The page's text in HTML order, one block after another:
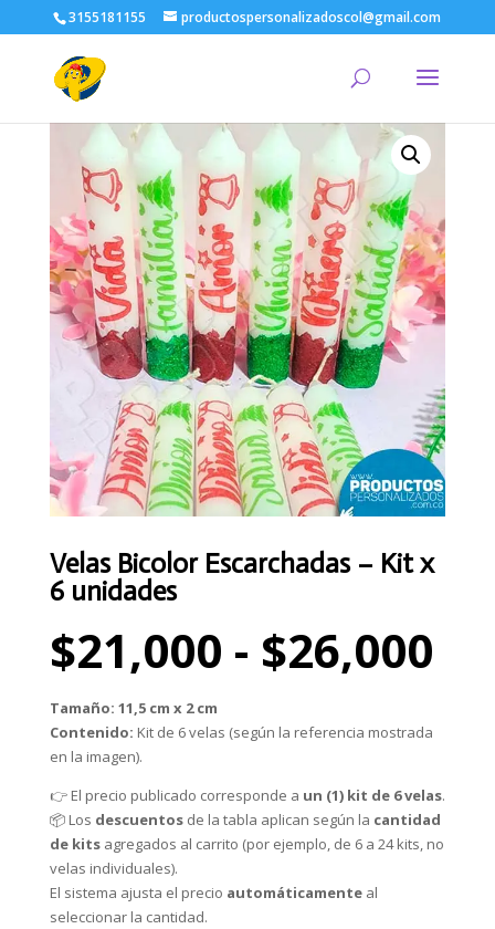
3155181155 productospersonalizadoscol@gmail.com
Velas Bicolor Escarchadas – Kit x
6 unidades
$21,000 - $26,000de
Tamaño: 11,5 cm x 2 cm
Contenido: Kit de 6 velas (según la referencia mostrada
en la imagen).
👉 El precio publicado corresponde a un (1) kit de 6 velas.
📦 Los descuentosde la tabla aplican según la cantidad
de kitsagregados al carrito (por ejemplo, de 6 a 24 kits, no
velas individuales).
El sistema ajusta el precio automáticamenteal
seleccionar la cantidad.